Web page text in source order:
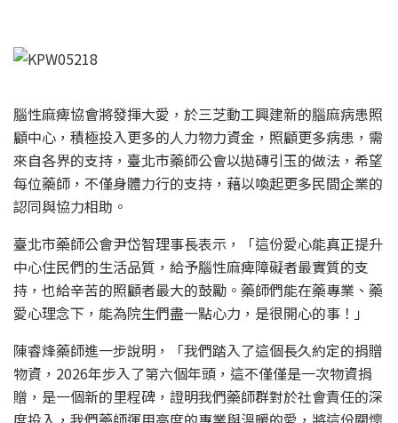
腦性麻痺協會將發揮大愛，於三芝動工興建新的腦麻病患照
顧中心，積極投入更多的人力物力資金，照顧更多病患，需
來自各界的支持，臺北市藥師公會以拋磚引玉的做法，希望
每位藥師，不僅身體力行的支持，藉以喚起更多民間企業的
認同與協力相助。
臺北市藥師公會尹岱智理事長表示，「這份愛心能真正提升
中心住民們的生活品質，給予腦性麻痺障礙者最實質的支
持，也給辛苦的照顧者最大的鼓勵。藥師們能在藥專業、藥
愛心理念下，能為院生們盡一點心力，是很開心的事！」
陳睿烽藥師進一步說明，「我們踏入了這個長久約定的捐贈
物資，2026年步入了第六個年頭，這不僅僅是一次物資捐
贈，是一個新的里程碑，證明我們藥師群對於社會責任的深